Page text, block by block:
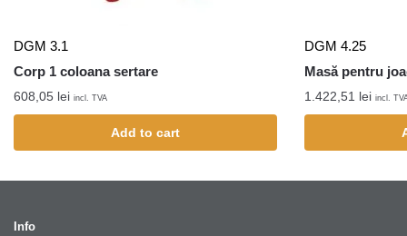
DGM 3.1
Corp 1 coloana sertare
608,05 lei incl. TVA
Add to cart
DGM 4.25
Masă pentru
1.422,51 lei incl.
Info